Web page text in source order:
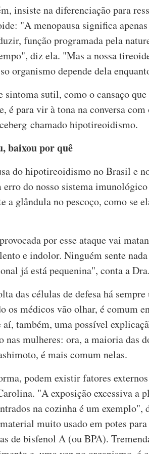
insiste na diferenciação para
"A menopausa significa
função programada pela
diz ela. "Mas a nossa
organismo depende dela
sintoma sutil, como o cansaço
é para vir à tona na conversa
chamado hipotireoidismo.
baixou por quê
do hipotireoidismo no Brasil e
do nosso sistema
a glândula no pescoço, como se
por esse ataque vai
e indolor. Ninguém sente
já está pequenina", conta a
das células de defesa há
os médicos vão olhar, é comum
também, uma possível
mulheres: ora, a maioria das
é mais comum nelas.
podem existir fatores
"A exposição excessiva a
na cozinha é um exemplo",
muito usado em potes
de bisfenol A (ou BPA).